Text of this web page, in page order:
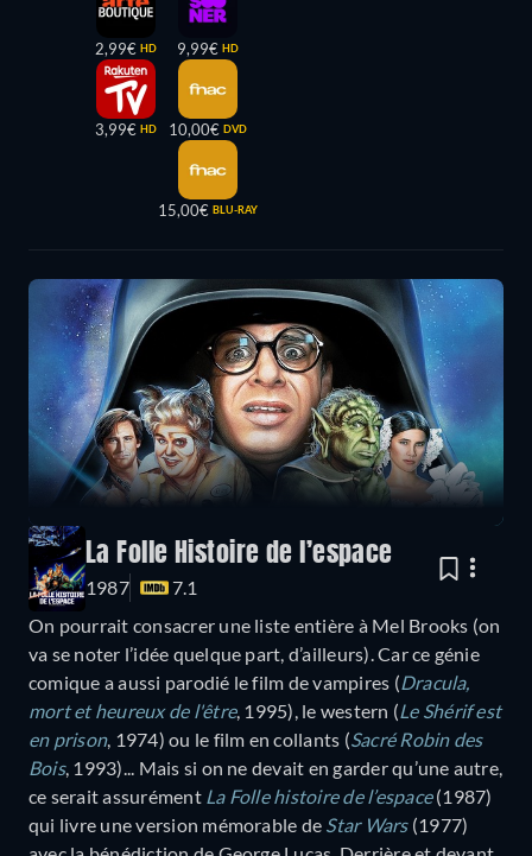
2,99€ HD
3,99€ HD
9,99€ HD
10,00€ DVD
15,00€ BLU-RAY
La Folle Histoire de l’espace
1987
7.1
On pourrait consacrer une liste entière à Mel Brooks (on
va se noter l’idée quelque part, d’ailleurs). Car ce génie
comique a aussi parodié le film de vampires (Dracula,
mort et heureux de l'être, 1995), le western (Le Shérif est
en prison, 1974) ou le film en collants (Sacré Robin des
Bois, 1993)... Mais si on ne devait en garder qu’une autre,
ce serait assurément La Folle histoire de l’espace(1987)
qui livre une version mémorable de Star Wars(1977)